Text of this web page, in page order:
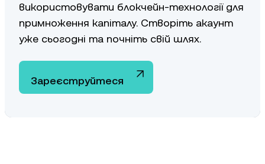
використовувати блокчейн-технології для
примноження капіталу. Створіть акаунт
уже сьогодні та почніть свій шлях.
Зареєструйтеся